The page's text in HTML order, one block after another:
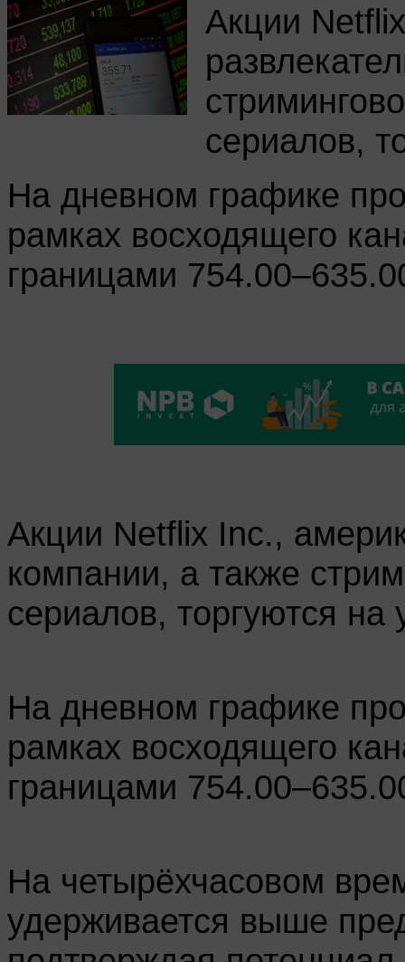
Акции
сериалов,
На дневном графике
рамках восходящего
границами
Акции Netflix Inc.,
компании, а также
сериалов, торгуются на
На дневном графике
рамках восходящего
границами
На четырёхчасовом
удерживается выше